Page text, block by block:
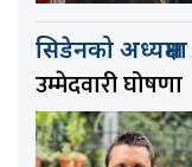
सिडेनको अध्यक्षमा
उम्मेदवारी घोषणा